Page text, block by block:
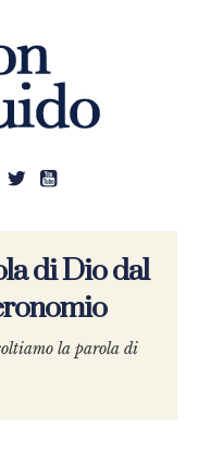
di Dio dal
la parola di